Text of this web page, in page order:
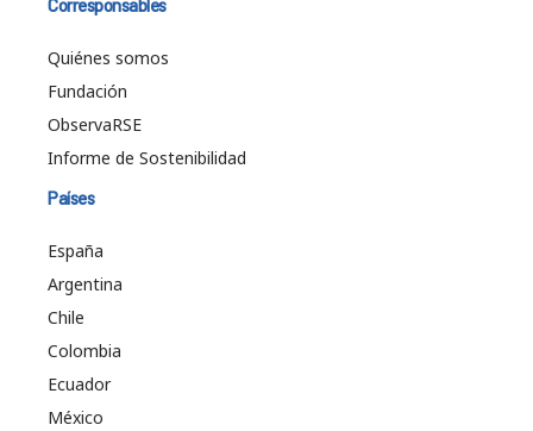
Corresponsables
Quiénes somos
Fundación
ObservaRSE
Informe de Sostenibilidad
Países
España
Argentina
Chile
Colombia
Ecuador
México